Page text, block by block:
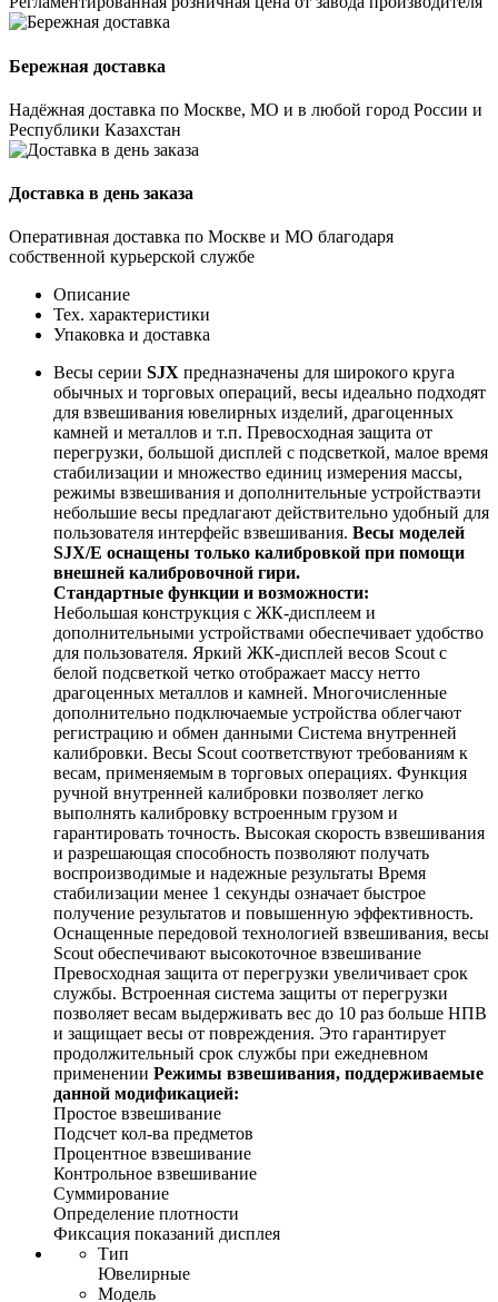
Бережная доставка
Надёжная доставка по Москве, МО и в любой город России и
Республики Казахстан
Доставка в день заказа
Оперативная доставка по Москве и МО благодаря
собственной курьерской службе
Описание
Тех. характеристики
Упаковка и доставка
Весы серии SJX предназначены для широкого круга
обычных и торговых операций, весы идеально подходят
для взвешивания ювелирных изделий, драгоценных
камней и металлов и т.п. Превосходная защита от
перегрузки, большой дисплей с подсветкой, малое время
стабилизации и множество единиц измерения массы,
режимы взвешивания и дополнительные устройстваэти
небольшие весы предлагают действительно удобный для
пользователя интерфейс взвешивания. Весы моделей
SJX/E оснащены только калибровкой при помощи
внешней калибровочной гири.
Стандартные функции и возможности:
Небольшая конструкция с ЖК-дисплеем и
дополнительными устройствами обеспечивает удобство
для пользователя. Яркий ЖК-дисплей весов Scout с
белой подсветкой четко отображает массу нетто
драгоценных металлов и камней. Многочисленные
дополнительно подключаемые устройства облегчают
регистрацию и обмен данными Система внутренней
калибровки. Весы Scout соответствуют требованиям к
весам, применяемым в торговых операциях. Функция
ручной внутренней калибровки позволяет легко
выполнять калибровку встроенным грузом и
гарантировать точность. Высокая скорость взвешивания
и разрешающая способность позволяют получать
воспроизводимые и надежные результаты Время
стабилизации менее 1 секунды означает быстрое
получение результатов и повышенную эффективность.
Оснащенные передовой технологией взвешивания, весы
Scout обеспечивают высокоточное взвешивание
Превосходная защита от перегрузки увеличивает срок
службы. Встроенная система защиты от перегрузки
позволяет весам выдерживать вес до 10 раз больше НПВ
и защищает весы от повреждения. Это гарантирует
продолжительный срок службы при ежедневном
применении Режимы взвешивания, поддерживаемые
данной модификацией:
Простое взвешивание
Подсчет кол-ва предметов
Процентное взвешивание
Контрольное взвешивание
Суммирование
Определение плотности
Фиксация показаний дисплея
Тип
Ювелирные
Модель